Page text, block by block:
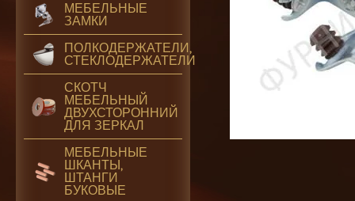
МЕБЕЛЬНЫЕ
ЗАМКИ
ПОЛКОДЕРЖАТЕЛИ,
СТЕКЛОДЕРЖАТЕЛИ
СКОТЧ
МЕБЕЛЬНЫЙ
ДВУХСТОРОННИЙ
ДЛЯ ЗЕРКАЛ
МЕБЕЛЬНЫЕ
ШКАНТЫ,
ШТАНГИ
БУКОВЫЕ